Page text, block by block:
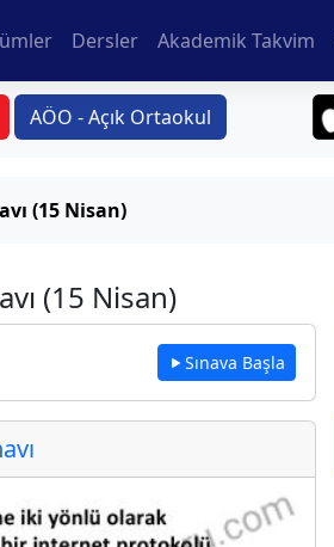
Dersler Akademik Takvim
AÖO - Açık Ortaokul
(15 Nisan)
(15 Nisan)
Sınava Başla